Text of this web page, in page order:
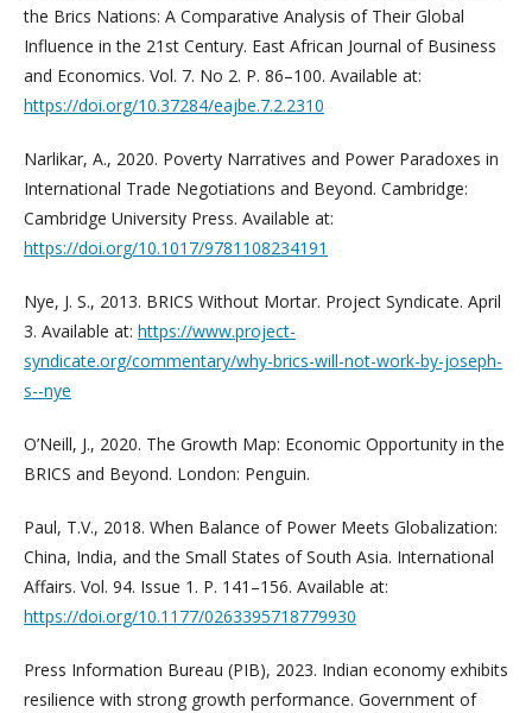
the Brics Nations: A Comparative Analysis of Their Global
Influence in the 21st Century. East African Journal of Business
and Economics. Vol. 7. No 2. P. 86–100. Available at:
https://doi.org/10.37284/eajbe.7.2.2310
Narlikar, A., 2020. Poverty Narratives and Power Paradoxes in
International Trade Negotiations and Beyond. Cambridge:
Cambridge University Press. Available at:
https://doi.org/10.1017/9781108234191
Nye, J. S., 2013. BRICS Without Mortar. Project Syndicate. April
3. Available at: https://www.project-
syndicate.org/commentary/why-brics-will-not-work-by-joseph-
s--nye
O’Neill, J., 2020. The Growth Map: Economic Opportunity in the
BRICS and Beyond. London: Penguin.
Paul, T.V., 2018. When Balance of Power Meets Globalization:
China, India, and the Small States of South Asia. International
Affairs. Vol. 94. Issue 1. P. 141–156. Available at:
https://doi.org/10.1177/0263395718779930
Press Information Bureau (PIB), 2023. Indian economy exhibits
resilience with strong growth performance. Government of